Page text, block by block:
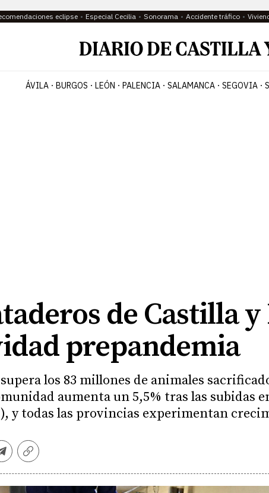
eclipse Especial Cecilia Sonorama Accidente tráfico
ÁVILA BURGOS LEÓN PALENCIA SALAMANCA SEGOVIA
de Castilla
prepandemia
los 83 millones de animales
aumenta un 5,5% tras las subidas
y todas las provincias experimentan
Telegram
Copiar